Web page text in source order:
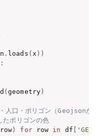
. loads ( x ) )
:
(geometry)
人口・ポリゴン（Geojsonか
たポリゴンの色
row ) for row in df